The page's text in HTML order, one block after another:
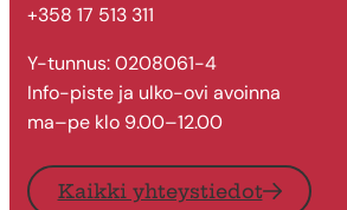
+358 17 513 311
Y-tunnus: 0208061-4
Info-piste ja ulko-ovi avoinna
ma–pe klo 9.00–12.00
Kaikki yhteystiedot